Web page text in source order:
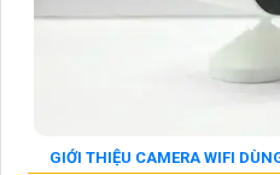
GIỚI THIỆU CAMERA WIFI